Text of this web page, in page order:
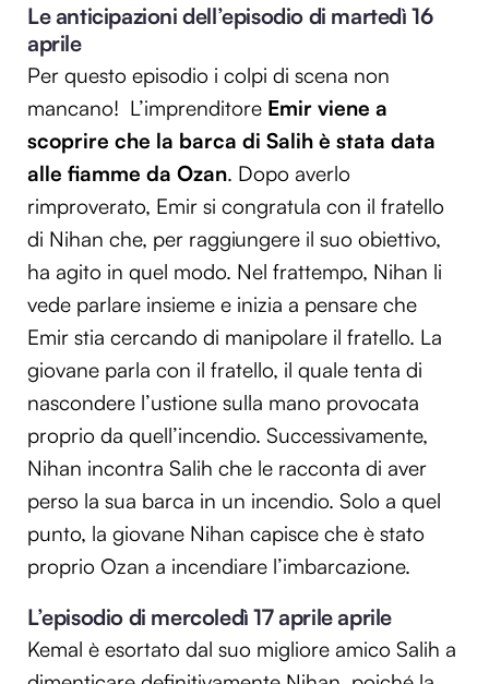
Le anticipazioni dell’episodio di martedì 16
aprile
Per questo episodio i colpi di scena non
mancano! L’imprenditore Emir viene a
scoprire che la barca di Salih è stata data
alle fiamme da Ozan. Dopo averlo
rimproverato, Emir si congratula con il fratello
di Nihan che, per raggiungere il suo obiettivo,
ha agito in quel modo. Nel frattempo, Nihan li
vede parlare insieme e inizia a pensare che
Emir stia cercando di manipolare il fratello. La
giovane parla con il fratello, il quale tenta di
nascondere l’ustione sulla mano provocata
proprio da quell’incendio. Successivamente,
Nihan incontra Salih che le racconta di aver
perso la sua barca in un incendio. Solo a quel
punto, la giovane Nihan capisce che è stato
proprio Ozan a incendiare l’imbarcazione.
L’episodio di mercoledì 17 aprile aprile
Kemal è esortato dal suo migliore amico Salih a